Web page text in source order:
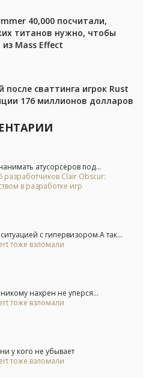
40,000 посчитали,
титанов нужно, чтобы
Mass Effect
сваттинга игрок Rust
176 миллионов долларов
атусорсеров под...
разработчиков Clair Obscur:
в разработке игр
с гипервизором.А так...
тоже взломали
нахрен не уперся...
тоже взломали
у кого не убывает
тоже взломали